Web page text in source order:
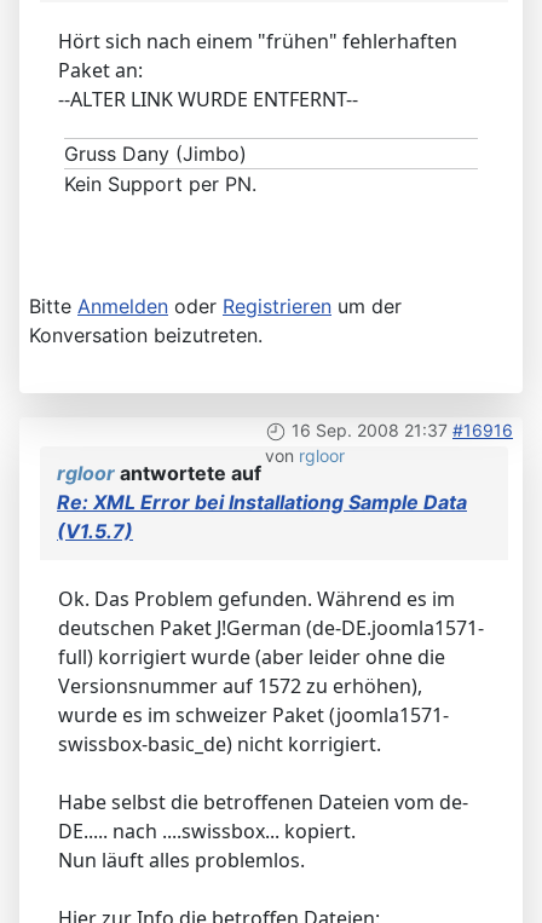
Hört sich nach einem "frühen" fehlerhaften
Paket an:
--ALTER LINK WURDE ENTFERNT--
Gruss Dany (Jimbo)
Kein Support per PN.
Bitte Anmelden oder Registrieren um der
Konversation beizutreten.
16 Sep. 2008 21:37 #16916
von rgloor
rgloor antwortete auf
Re: XML Error bei Installationg Sample Data
(V1.5.7)
Ok. Das Problem gefunden. Während es im
deutschen Paket J!German (de-DE.joomla1571-
full) korrigiert wurde (aber leider ohne die
Versionsnummer auf 1572 zu erhöhen),
wurde es im schweizer Paket (joomla1571-
swissbox-basic_de) nicht korrigiert.
Habe selbst die betroffenen Dateien vom de-
DE..... nach ....swissbox... kopiert.
Nun läuft alles problemlos.